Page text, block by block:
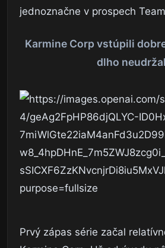
jednoznačne v prospech
Karmine Corp vstúpili
dlho
Prvý zápas série začal